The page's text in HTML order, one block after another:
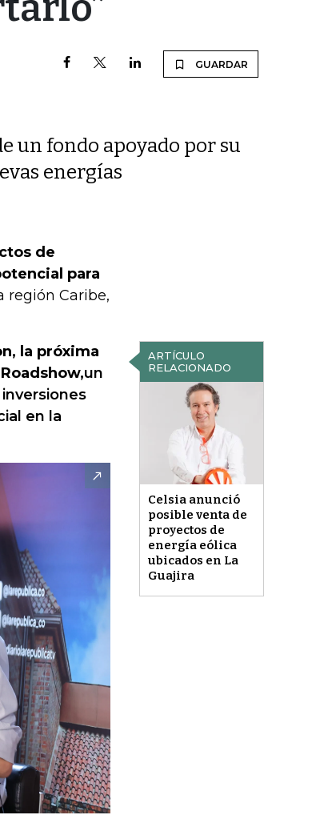
GUARDAR
un fondo apoyado por su
energías
de
para
región Caribe,
ARTÍCULO
RELACIONADO
Celsia anunció
posible venta de
proyectos de
energía eólica
ubicados en La
Guajira
la próxima
un
en la